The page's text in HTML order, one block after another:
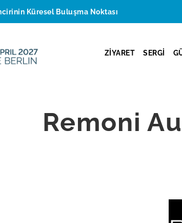
Küresel Buluşma Noktası
ZİYARET SERGİ
Remoni